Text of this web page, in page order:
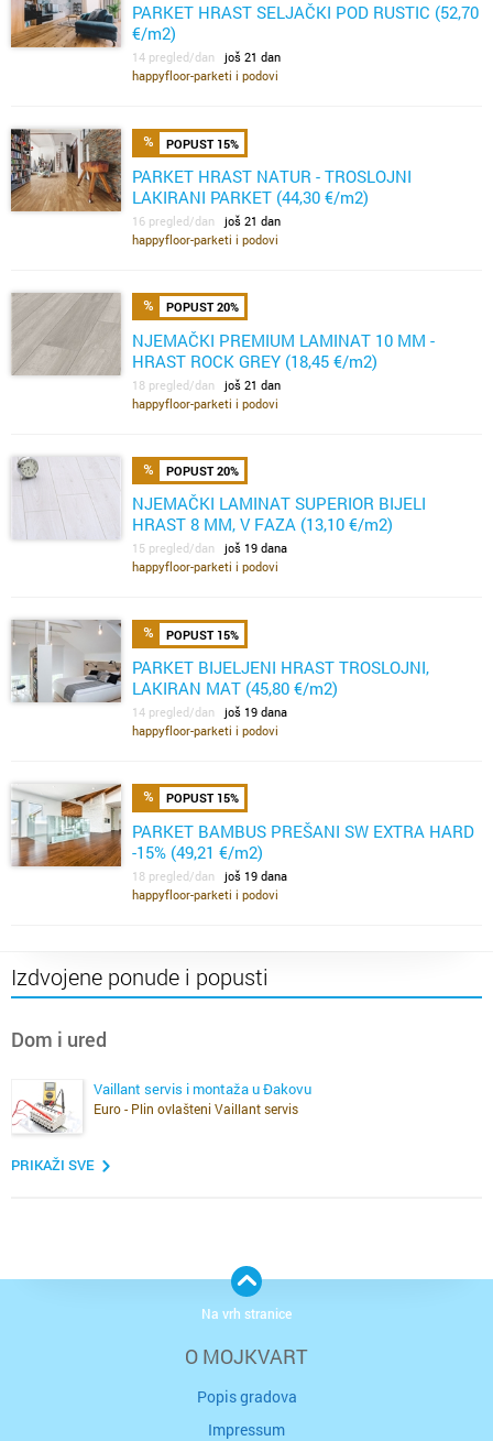
PARKET HRAST SELJAČKI POD RUSTIC (52,70
€/m2)
14 pregled/dan još 21 dan
happyfloor-parketi i podovi
POPUST 15%
PARKET HRAST NATUR - TROSLOJNI
LAKIRANI PARKET (44,30 €/m2)
16 pregled/dan još 21 dan
happyfloor-parketi i podovi
POPUST 20%
NJEMAČKI PREMIUM LAMINAT 10 MM -
HRAST ROCK GREY (18,45 €/m2)
18 pregled/dan još 21 dan
happyfloor-parketi i podovi
POPUST 20%
NJEMAČKI LAMINAT SUPERIOR BIJELI
HRAST 8 MM, V FAZA (13,10 €/m2)
15 pregled/dan još 19 dana
happyfloor-parketi i podovi
POPUST 15%
PARKET BIJELJENI HRAST TROSLOJNI,
LAKIRAN MAT (45,80 €/m2)
14 pregled/dan još 19 dana
happyfloor-parketi i podovi
POPUST 15%
PARKET BAMBUS PREŠANI SW EXTRA HARD
-15% (49,21 €/m2)
18 pregled/dan još 19 dana
happyfloor-parketi i podovi
Izdvojene ponude i popusti
Dom i ured
Vaillant servis i montaža u Đakovu
Euro - Plin ovlašteni Vaillant servis
PRIKAŽI SVE
O MOJKVART
Popis gradova
Impressum
Na vrh stranice